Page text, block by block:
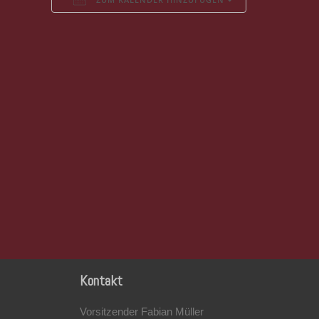
Kontakt
Vorsitzender Fabian Müller